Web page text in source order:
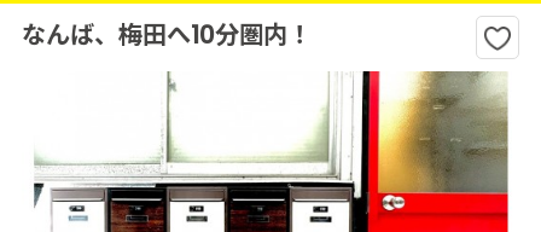
なんば、梅田へ10分圏内！